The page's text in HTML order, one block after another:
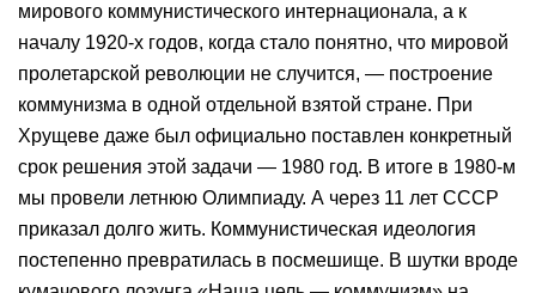
мирового коммунистического интернационала, а к
началу 1920-х годов, когда стало понятно, что мировой
пролетарской революции не случится, — построение
коммунизма в одной отдельной взятой стране. При
Хрущеве даже был официально поставлен конкретный
срок решения этой задачи — 1980 год. В итоге в 1980-м
мы провели летнюю Олимпиаду. А через 11 лет СССР
приказал долго жить. Коммунистическая идеология
постепенно превратилась в посмешище. В шутки вроде